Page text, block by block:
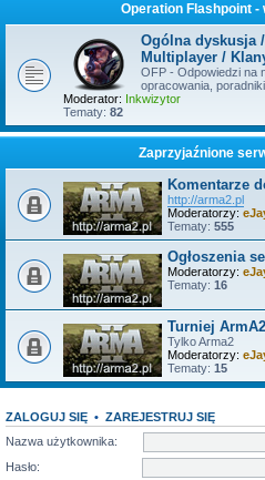
Operation Flashpoint -
Ogólna dyskusja
Multiplayer /
OFP - Odpowiedzi na
opracowania, poradniki
Moderator: Inkwizytor
Tematy: 82
Zaprzyjaźnione
Komentarze
http://arma2.pl
Moderatorzy:
Tematy: 555
Ogłoszenia
Moderatorzy:
Tematy: 16
Turniej
Tylko Arma2
Moderatorzy:
Tematy: 15
ZALOGUJ SIĘ • ZAREJESTRUJ SIĘ
Nazwa użytkownika:
Hasło: